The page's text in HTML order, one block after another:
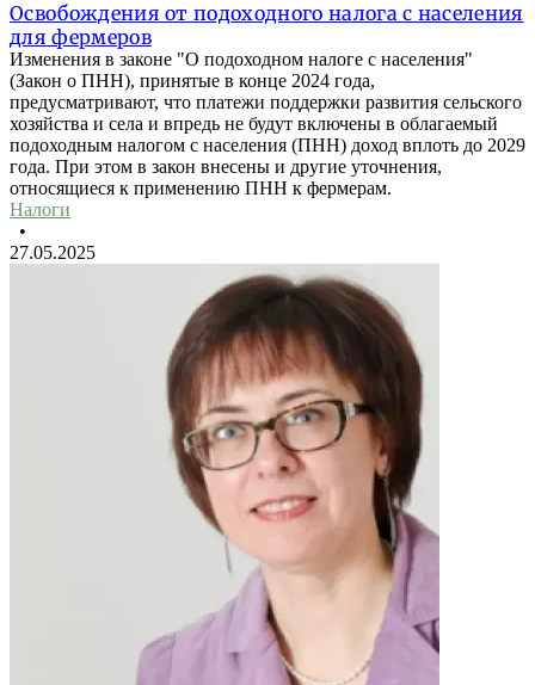
Освобождения от подоходного налога с населения
для фермеров
Изменения в законе "О подоходном налоге с населения"
(Закон о ПНН), принятые в конце 2024 года,
предусматривают, что платежи поддержки развития сельского
хозяйства и села и впредь не будут включены в облагаемый
подоходным налогом с населения (ПНН) доход вплоть до 2029
года. При этом в закон внесены и другие уточнения,
относящиеся к применению ПНН к фермерам.
Налоги
•
27.05.2025